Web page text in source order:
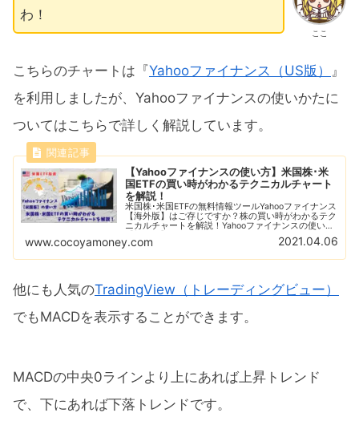
ここ
わ！
こちらのチャートは『Yahooファイナンス（US版） 』
を利用しましたが、Yahooファイナンスの使いかたに
ついてはこちらで詳しく解説しています。
【Yahooファイナンスの使い方】米国株･米
国ETFの買い時がわかるテクニカルチャート
を解説！
米国株･米国ETFの無料情報ツールYahooファイナンス
【海外版】はご存じですか？株の買い時がわかるテク
ニカルチャートを解説！Yahooファイナンスの使い方
【初級編】RSI指数やボリンジャーバンド、恐怖指数
を利用して株の買い時を判断しよう！
www.cocoyamoney.com 2021.04.06
他にも人気のTradingView（トレーディングビュー）
でもMACDを表示することができます。
MACDの中央0ラインより上にあれば上昇トレンド
で、下にあれば下落トレンドです。